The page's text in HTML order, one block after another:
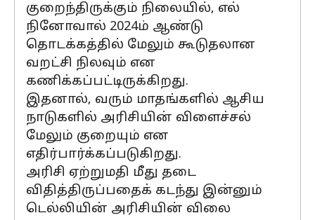
குறைந்திருக்கும் நிலையில், எல்
நினோவால் 2024ம் ஆண்டு
தொடக்கத்தில் மேலும் கூடுதலான
வறட்சி நிலவும் என
கணிக்கப்பட்டிருக்கிறது.
இதனால், வரும் மாதங்களில் ஆசிய
நாடுகளில் அரிசியின் விளைச்சல்
மேலும் குறையும் என
எதிர்பார்க்கப்படுகிறது.
அரிசி ஏற்றுமதி மீது தடை
விதித்திருப்பதைக் கடந்து இன்னும்
டெல்லியின் அரிசியின் விலை